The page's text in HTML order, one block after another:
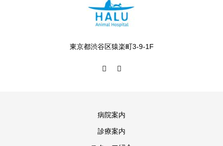
東京都渋谷区猿楽町3-9-1F
病院案内
診療案内